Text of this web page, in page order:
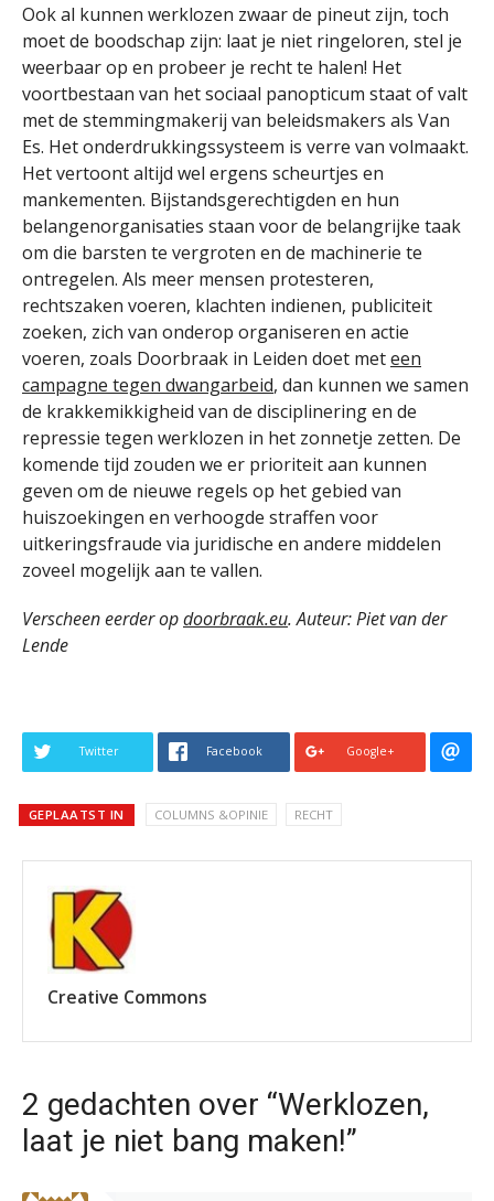
Ook al kunnen werklozen zwaar de pineut zijn, toch
moet de boodschap zijn: laat je niet ringeloren, stel je
weerbaar op en probeer je recht te halen! Het
voortbestaan van het sociaal panopticum staat of valt
met de stemmingmakerij van beleidsmakers als Van
Es. Het onderdrukkingssysteem is verre van volmaakt.
Het vertoont altijd wel ergens scheurtjes en
mankementen. Bijstandsgerechtigden en hun
belangenorganisaties staan voor de belangrijke taak
om die barsten te vergroten en de machinerie te
ontregelen. Als meer mensen protesteren,
rechtszaken voeren, klachten indienen, publiciteit
zoeken, zich van onderop organiseren en actie
voeren, zoals Doorbraak in Leiden doet meteen
campagne tegen dwangarbeid, dan kunnen we samen
de krakkemikkigheid van de disciplinering en de
repressie tegen werklozen in het zonnetje zetten. De
komende tijd zouden we er prioriteit aan kunnen
geven om de nieuwe regels op het gebied van
huiszoekingen en verhoogde straffen voor
uitkeringsfraude via juridische en andere middelen
zoveel mogelijk aan te vallen.
Verscheen eerder opdoorbraak.eu. Auteur: Piet van der
Lende
Twitter Facebook Google+
GEPLAATST IN COLUMNS &OPINIE RECHT
Creative Commons
2 gedachten over “Werklozen,
laat je niet bang maken!”